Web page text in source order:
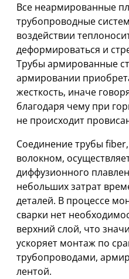
Все неармированные
трубопроводные
воздействии
деформироваться и
Трубы армированные
армировании
жесткость, иначе
благодаря чему при
не происходит
Соединение трубы
волокном,
диффузионного
небольших затрат
деталей. В процессе
сварки нет
верхний слой, что
ускоряет монтаж по
трубопроводами,
лентой.